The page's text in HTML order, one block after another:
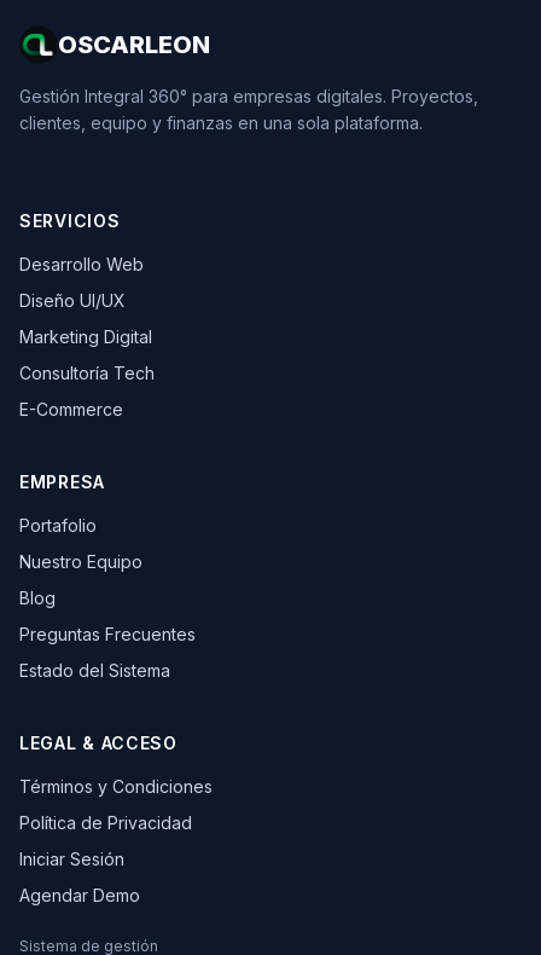
OSCARLEON
Gestión Integral 360° para empresas digitales. Proyectos,
clientes, equipo y finanzas en una sola plataforma.
SERVICIOS
Desarrollo Web
Diseño UI/UX
Marketing Digital
Consultoría Tech
E-Commerce
EMPRESA
Portafolio
Nuestro Equipo
Blog
Preguntas Frecuentes
Estado del Sistema
LEGAL & ACCESO
Términos y Condiciones
Política de Privacidad
Iniciar Sesión
Agendar Demo
Sistema de gestión